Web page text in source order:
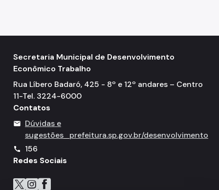
Secretaria Municipal de Desenvolvimento
Econômico Trabalho
Rua Líbero Badaró, 425 - 8º e 12º andares – Centro
11-Tel. 3224-6000
Contatos
mail
Dúvidas e
sugestões
prefeitura.sp.gov.br/desenvolvimento
call
156
Redes Sociais
Icone do X
Icone do Instagram
Icone do Facebook
Icone do Flickr